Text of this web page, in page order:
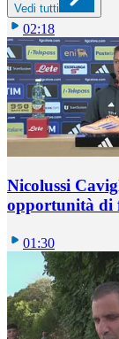
Vedi tutti
02:18
Nicolussi
opportunità di
01:30